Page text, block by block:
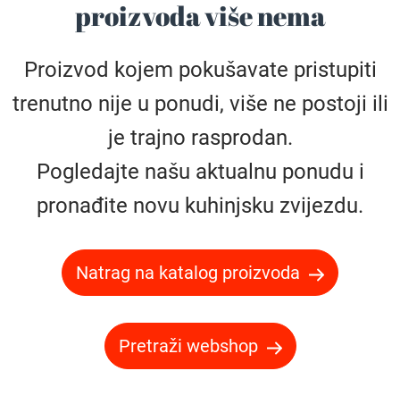
proizvoda više nema
Proizvod kojem pokušavate pristupiti
trenutno nije u ponudi, više ne postoji ili
je trajno rasprodan.
Pogledajte našu aktualnu ponudu i
pronađite novu kuhinjsku zvijezdu.
Natrag na katalog proizvoda
Pretraži webshop